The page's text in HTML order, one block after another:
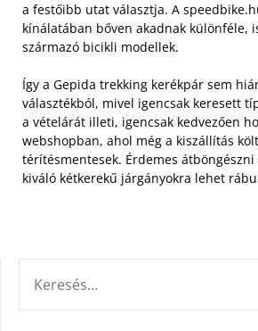
a festőibb utat választja. A
kínálatában bőven akadnak különféle,
származó bicikli modellek.
Így a Gepida trekking kerékpár sem
választékból, mivel igencsak keresett
a vételárát illeti, igencsak kedvezően
webshopban, ahol még a kiszállítás
térítésmentesek. Érdemes
kiváló kétkerekű járgányokra lehet